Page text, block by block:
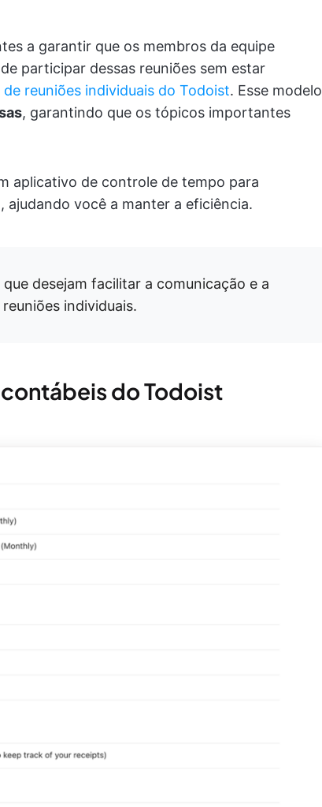
a garantir que os membros da equipe
participar dessas reuniões sem estar
de reuniões individuais do Todoist. Esse modelo
, garantindo que os tópicos importantes
aplicativo de controle de tempo para
você a manter a eficiência.
desejam facilitar a comunicação e a
individuais.
do Todoist